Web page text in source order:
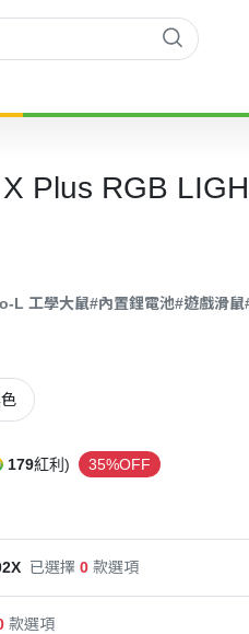
Plus RGB
L 工學大鼠#內置鋰電池#遊戲滑鼠
179紅利) 35%OFF
已選擇 0 款選項
款選項